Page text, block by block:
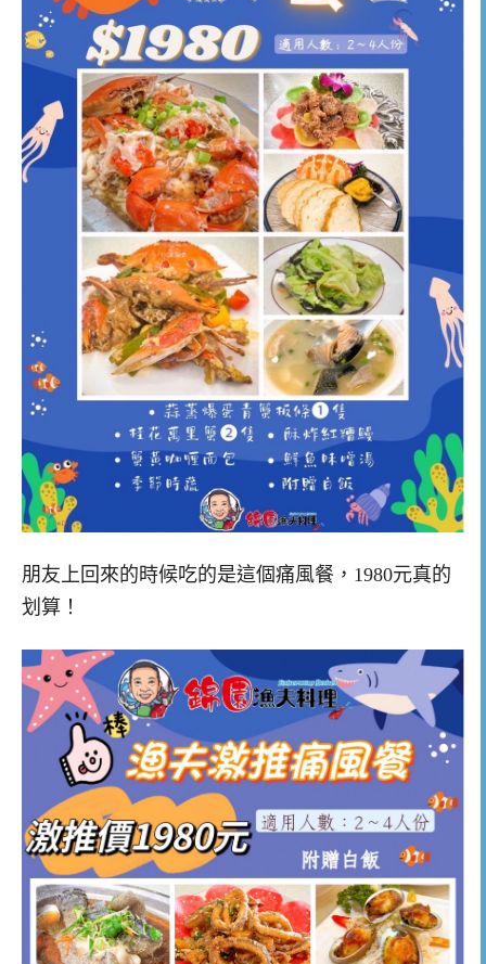
朋友上回來的時候吃的是這個痛風餐，1980元真的
划算！